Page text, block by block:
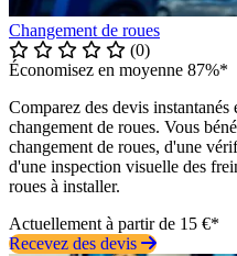
Changement de roues
(0)
Économisez en moyenne 87%*
Comparez des devis
changement de roues. Vous
changement de roues, d'une
d'une inspection visuelle des
roues à installer.
Actuellement à partir de 15 €*
Recevez des devis